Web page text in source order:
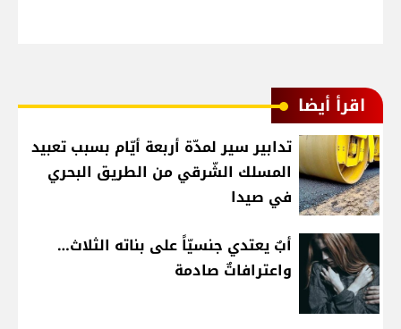
اقرأ أيضا
تدابير سير لمدّة أربعة أيّام بسبب تعبيد
المسلك الشّرقي من الطريق البحري
في صيدا
أبٌ يعتدي جنسيّاً على بناته الثلاث…
واعترافاتٌ صادمة